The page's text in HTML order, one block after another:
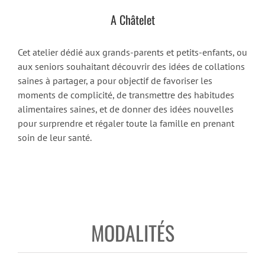
A Châtelet
Cet atelier dédié aux grands-parents et petits-enfants, ou
aux seniors souhaitant découvrir des idées de collations
saines à partager, a pour objectif de favoriser les
moments de complicité, de transmettre des habitudes
alimentaires saines, et de donner des idées nouvelles
pour surprendre et régaler toute la famille en prenant
soin de leur santé.
MODALITÉS